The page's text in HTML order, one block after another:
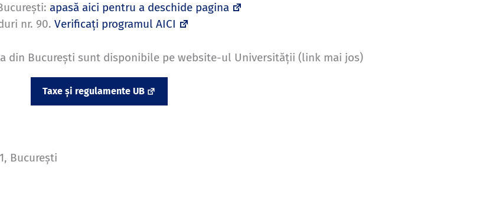
apasă aici pentru a deschide pagina
nr. 90. Verificați programul AICI
din București sunt disponibile pe website-ul Universității (link mai jos)
Taxe și regulamente UB
București